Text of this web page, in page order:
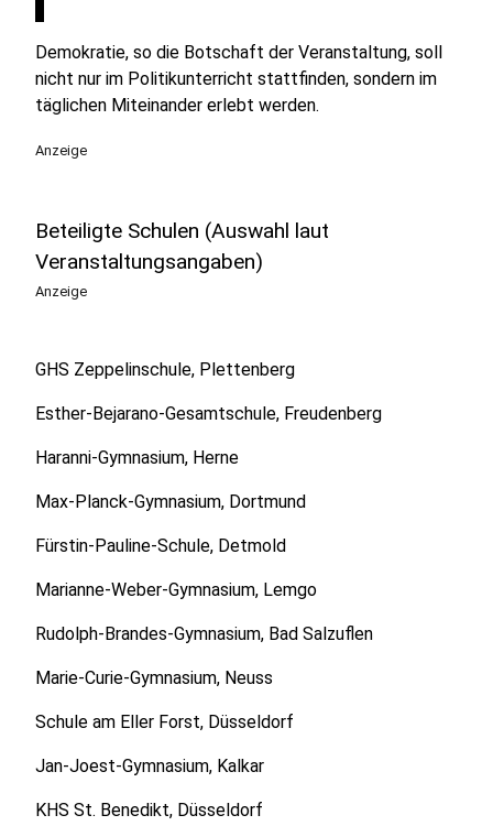
Demokratie, so die Botschaft der Veranstaltung, soll
nicht nur im Politikunterricht stattfinden, sondern im
täglichen Miteinander erlebt werden.
Anzeige
Beteiligte Schulen (Auswahl laut
Veranstaltungsangaben)
Anzeige
GHS Zeppelinschule, Plettenberg
Esther-Bejarano-Gesamtschule, Freudenberg
Haranni-Gymnasium, Herne
Max-Planck-Gymnasium, Dortmund
Fürstin-Pauline-Schule, Detmold
Marianne-Weber-Gymnasium, Lemgo
Rudolph-Brandes-Gymnasium, Bad Salzuflen
Marie-Curie-Gymnasium, Neuss
Schule am Eller Forst, Düsseldorf
Jan-Joest-Gymnasium, Kalkar
KHS St. Benedikt, Düsseldorf